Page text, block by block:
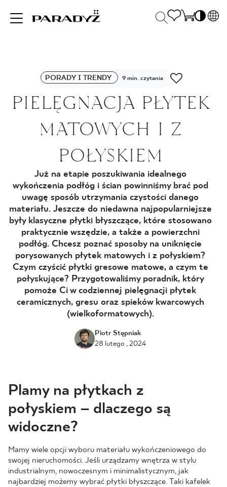
UK
RU
INSPIRACJE
PRODUKTY
KOLEKCJE
DLA BIZNESU
BLOG
GDZIE KUPIĆ
O NAS
PORADY I TRENDY 9 min. czytania
PIELĘGNACJA PŁYTEK
MATOWYCH I Z
POŁYSKIEM
Już na etapie poszukiwania idealnego
wykończenia podłóg i ścian powinniśmy brać pod
uwagę sposób utrzymania czystości danego
materiału. Jeszcze do niedawna najpopularniejsze
były klasyczne płytki błyszczące, które stosowano
praktycznie wszędzie, a także a powierzchni
podłóg. Chcesz poznać sposoby na uniknięcie
porysowanych płytek matowych i z połyskiem?
Czym czyścić płytki gresowe matowe, a czym te
połyskujące? Przygotowaliśmy poradnik, który
pomoże Ci w codziennej pielęgnacji płytek
ceramicznych, gresu oraz spieków kwarcowych
(wielkoformatowych).
Piotr Stępniak
28 lutego , 2024
Plamy na płytkach z
połyskiem – dlaczego są
widoczne?
Mamy wiele opcji wyboru materiału wykończeniowego do
swojej nieruchomości. Jeśli urządzamy wnętrza w stylu
industrialnym, nowoczesnym i minimalistycznym, jak
najbardziej możemy wybrać płytki błyszczące. Taki kafelek